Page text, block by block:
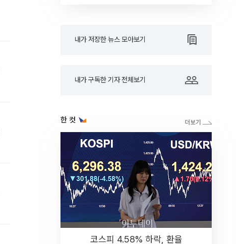
내가 저장한 뉴스 모아보기
내가 구독한 기자 전체보기
한 컷
코스피 4.58% 하락, 환율